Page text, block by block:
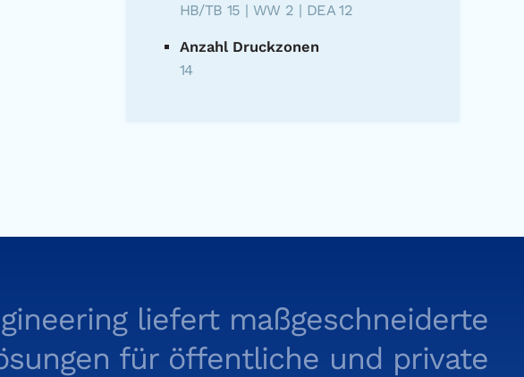
HB/TB 15 | WW 2 | DEA 12
Anzahl Druckzonen
14
liefert maßgeschneiderte
für öffentliche und private